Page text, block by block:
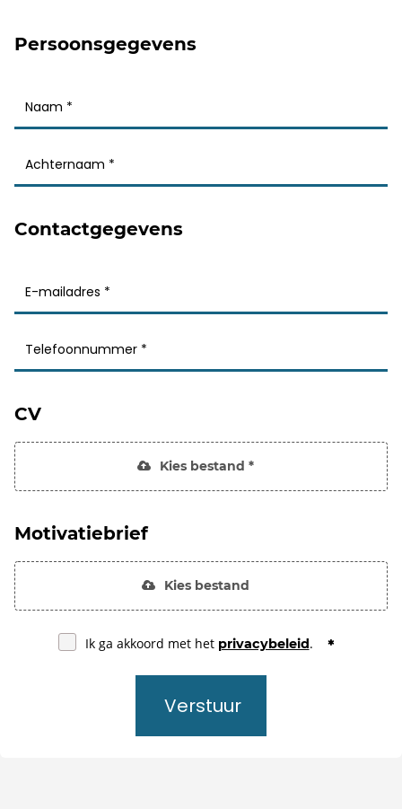
Persoonsgegevens
Contactgegevens
CV
Kies bestand *
Motivatiebrief
Kies bestand
Ik ga akkoord met het privacybeleid.
Verstuur